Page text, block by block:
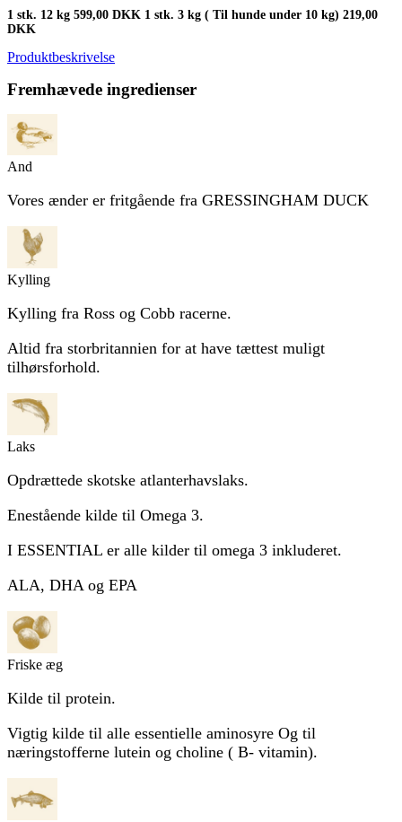
1 stk. 12 kg 599,00 DKK 1 stk. 3 kg ( Til hunde under 10 kg) 219,00
DKK
Produktbeskrivelse
Fremhævede ingredienser
And
Vores ænder er fritgående fra GRESSINGHAM DUCK
Kylling
Kylling fra Ross og Cobb racerne.
Altid fra storbritannien for at have tættest muligt
tilhørsforhold.
Laks
Opdrættede skotske atlanterhavslaks.
Enestående kilde til Omega 3.
I ESSENTIAL er alle kilder til omega 3 inkluderet.
ALA, DHA og EPA
Friske æg
Kilde til protein.
Vigtig kilde til alle essentielle aminosyre Og til
næringstofferne lutein og choline ( B- vitamin).